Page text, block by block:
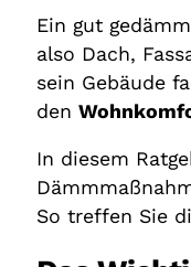
Ein gut
also Dach,
sein Gebäude
den
In diesem
So treffen Sie